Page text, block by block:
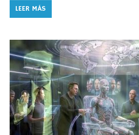
LEER MÁS